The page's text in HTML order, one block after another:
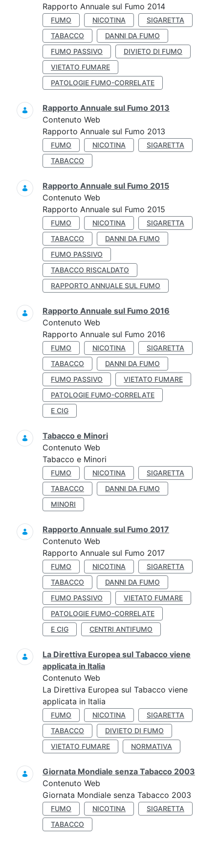
Rapporto Annuale sul Fumo 2014
FUMO NICOTINA
SIGARETTA
TABACCO
DANNI DA FUMO
FUMO PASSIVO
DIVIETO DI FUMO
VIETATO FUMARE
PATOLOGIE FUMO-CORRELATE
Rapporto Annuale sul Fumo 2013
Contenuto Web
Rapporto Annuale sul Fumo 2013
FUMO NICOTINA
SIGARETTA
TABACCO
Rapporto Annuale sul Fumo 2015
Contenuto Web
Rapporto Annuale sul Fumo 2015
FUMO NICOTINA
SIGARETTA
TABACCO
DANNI DA FUMO
FUMO PASSIVO
TABACCO RISCALDATO
RAPPORTO ANNUALE SUL FUMO
Rapporto Annuale sul Fumo 2016
Contenuto Web
Rapporto Annuale sul Fumo 2016
FUMO NICOTINA
SIGARETTA
TABACCO
DANNI DA FUMO
FUMO PASSIVO
VIETATO FUMARE
PATOLOGIE FUMO-CORRELATE
E CIG
Tabacco e Minori
Contenuto Web
Tabacco e Minori
FUMO NICOTINA
SIGARETTA
TABACCO
DANNI DA FUMO
MINORI
Rapporto Annuale sul Fumo 2017
Contenuto Web
Rapporto Annuale sul Fumo 2017
FUMO NICOTINA
SIGARETTA
TABACCO
DANNI DA FUMO
FUMO PASSIVO
VIETATO FUMARE
PATOLOGIE FUMO-CORRELATE
E CIG
CENTRI ANTIFUMO
La Direttiva Europea sul Tabacco viene
applicata in Italia
Contenuto Web
La Direttiva Europea sul Tabacco viene
applicata in Italia
FUMO NICOTINA
SIGARETTA
TABACCO
DIVIETO DI FUMO
VIETATO FUMARE
NORMATIVA
Giornata Mondiale senza Tabacco 2003
Contenuto Web
Giornata Mondiale senza Tabacco 2003
FUMO NICOTINA
SIGARETTA
TABACCO